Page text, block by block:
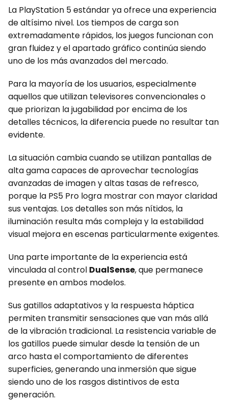
La PlayStation 5 estándar ya ofrece una experiencia
de altísimo nivel. Los tiempos de carga son
extremadamente rápidos, los juegos funcionan con
gran fluidez y el apartado gráfico continúa siendo
uno de los más avanzados del mercado.
Para la mayoría de los usuarios, especialmente
aquellos que utilizan televisores convencionales o
que priorizan la jugabilidad por encima de los
detalles técnicos, la diferencia puede no resultar tan
evidente.
La situación cambia cuando se utilizan pantallas de
alta gama capaces de aprovechar tecnologías
avanzadas de imagen y altas tasas de refresco,
porque la PS5 Pro logra mostrar con mayor claridad
sus ventajas. Los detalles son más nítidos, la
iluminación resulta más compleja y la estabilidad
visual mejora en escenas particularmente exigentes.
Una parte importante de la experiencia está
vinculada al control DualSense, que permanece
presente en ambos modelos.
Sus gatillos adaptativos y la respuesta háptica
permiten transmitir sensaciones que van más allá
de la vibración tradicional. La resistencia variable de
los gatillos puede simular desde la tensión de un
arco hasta el comportamiento de diferentes
superficies, generando una inmersión que sigue
siendo uno de los rasgos distintivos de esta
generación.